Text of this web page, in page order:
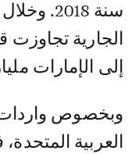
سنة
الجارية
إلى الإمارات
وبخصوص
العربية